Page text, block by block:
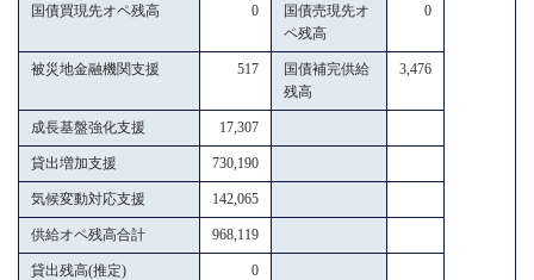
国債買現先オペ残高 0
国債売現先オ
ペ残高
0
被災地金融機関支援 517
国債補完供給
残高
3,476
成長基盤強化支援 17,307
貸出増加支援 730,190
気候変動対応支援 142,065
供給オペ残高合計 968,119
貸出残高(推定) 0